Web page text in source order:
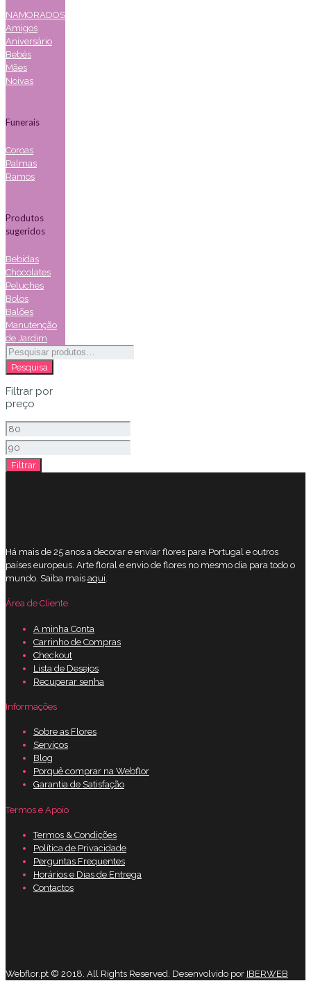
NAMORADOS
Amigos
Aniversário
Bebés
Mães
Noivas
Funerais
Coroas
Palmas
Ramos
Produtos
sugeridos
Bebidas
Chocolates
Peluches
Bolos
Balões
Manutenção
de Jardim
Pesquisar
por:
Pesquisa
Filtrar por
preço
Preço
mínimo
Preço
máximo
Filtrar
Há mais de 25 anos a decorar e enviar flores para Portugal e outros
países europeus. Arte floral e envio de flores no mesmo dia para todo o
mundo. Saiba mais aqui.
Área de Cliente
A minha Conta
Carrinho de Compras
Checkout
Lista de Desejos
Recuperar senha
Informações
Sobre as Flores
Serviços
Blog
Porquê comprar na Webflor
Garantia de Satisfação
Termos e Apoio
Termos & Condições
Política de Privacidade
Perguntas Frequentes
Horários e Dias de Entrega
Contactos
Webflor.pt © 2018. All Rights Reserved. Desenvolvido por IBERWEB